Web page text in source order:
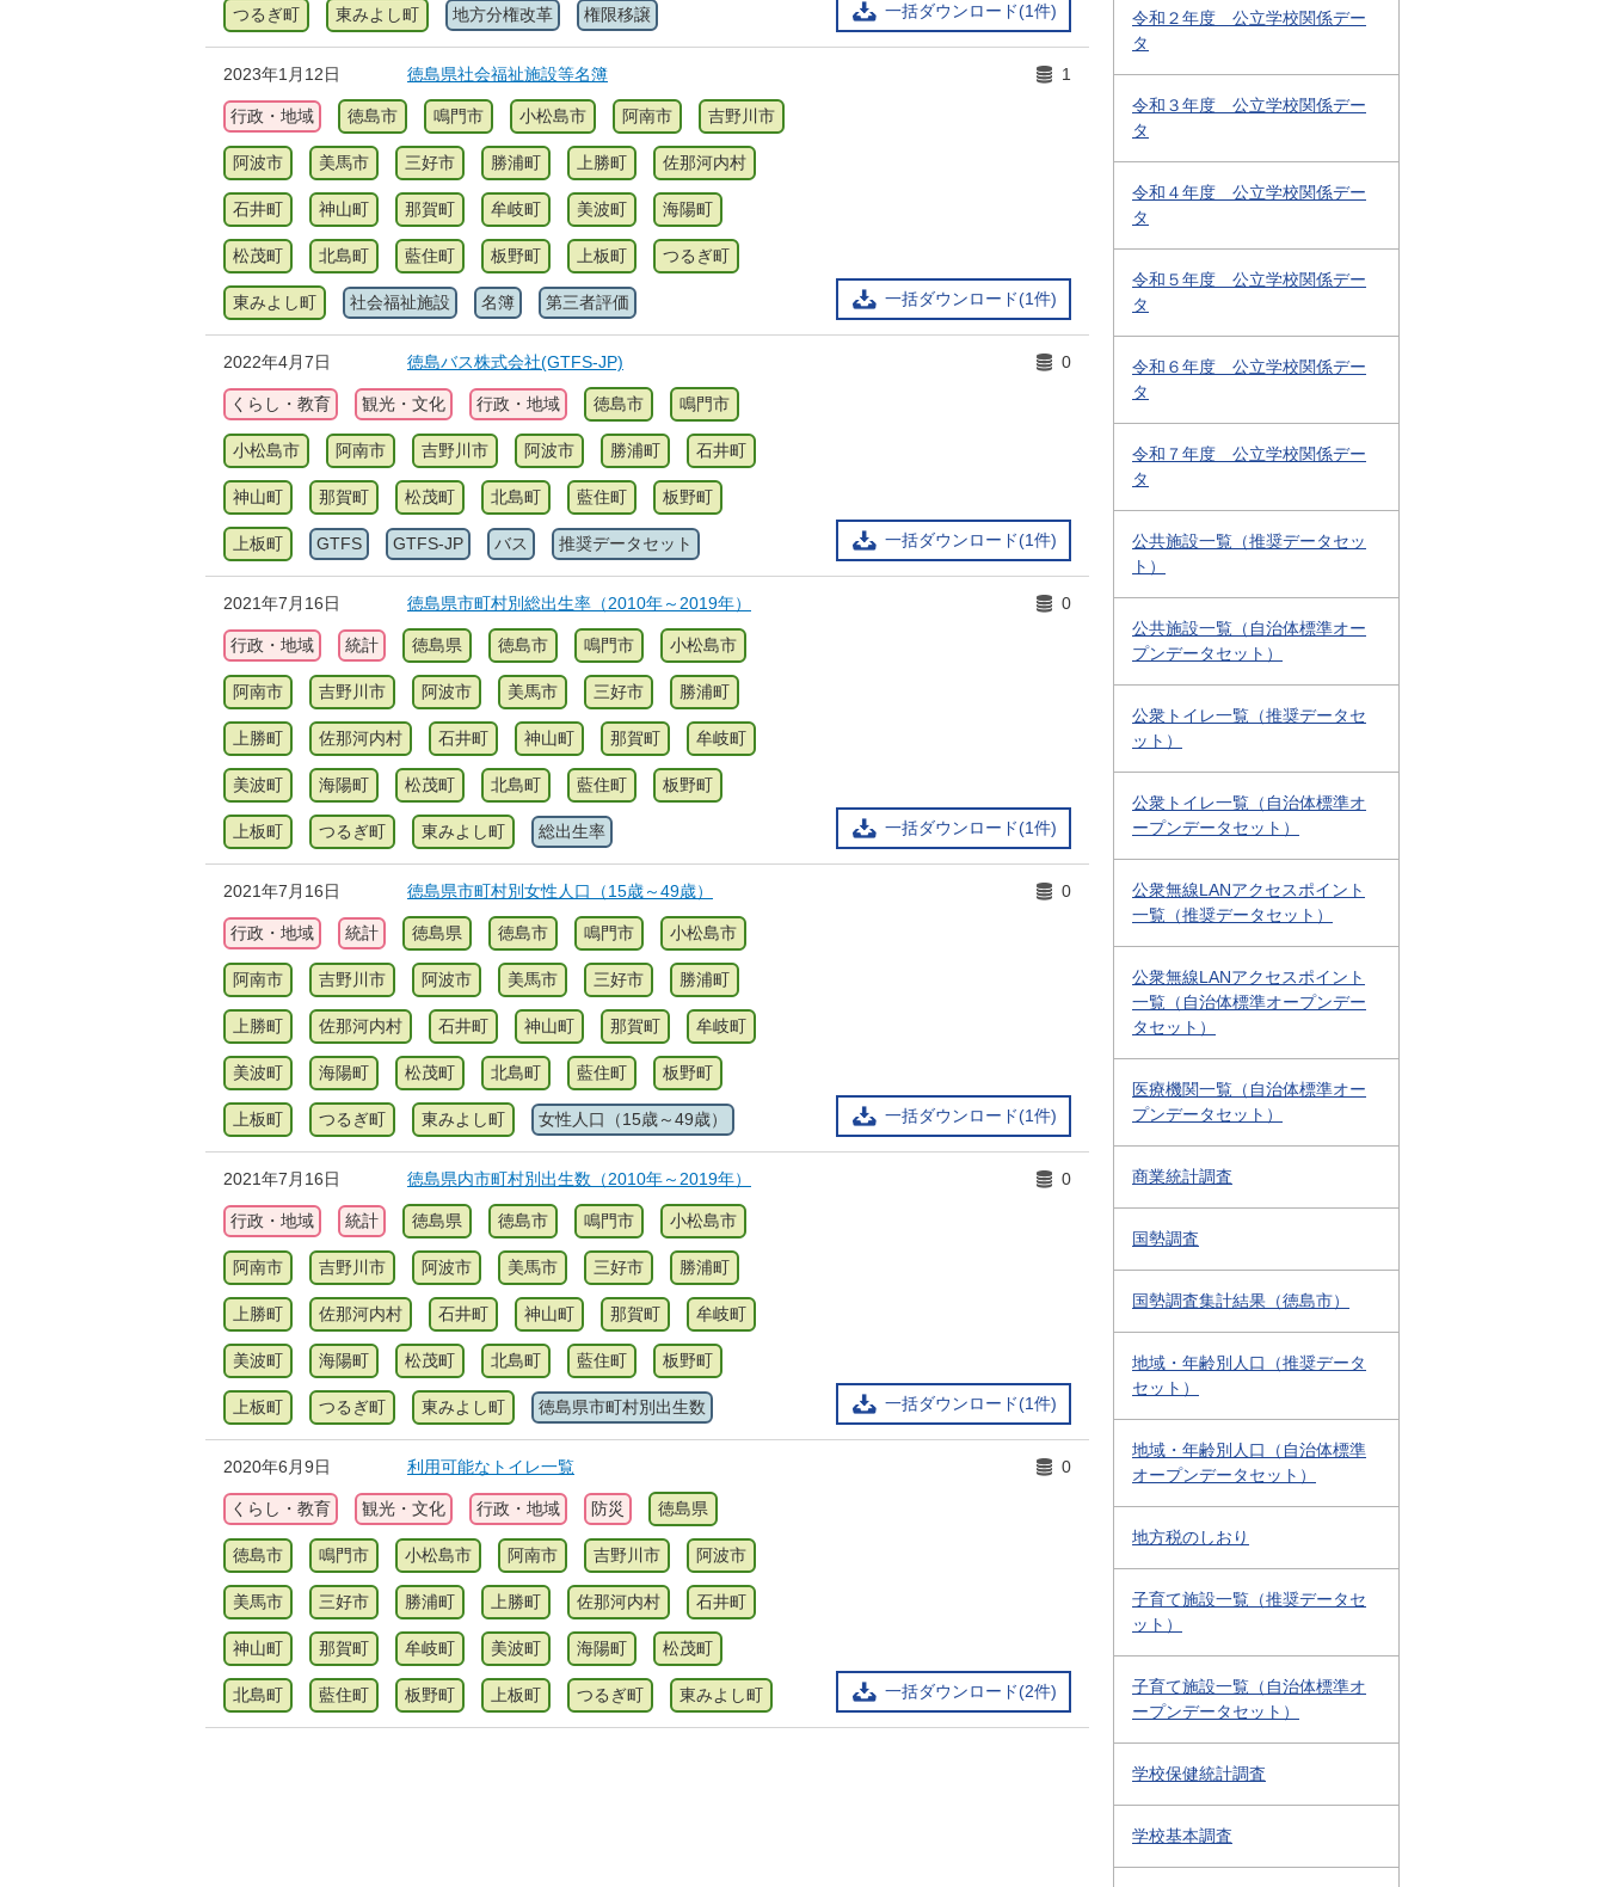
一括ダウンロード(1件)
つるぎ町 東みよし町 地方分権改革 権限移譲
2023年1月12日 徳島県社会福祉施設等名簿
一括ダウンロード(1件)
1
行政・地域 徳島市 鳴門市 小松島市 阿南市 吉野川市
阿波市 美馬市 三好市 勝浦町 上勝町 佐那河内村
石井町 神山町 那賀町 牟岐町 美波町 海陽町
松茂町 北島町 藍住町 板野町 上板町 つるぎ町
東みよし町 社会福祉施設 名簿 第三者評価
2022年4月7日 徳島バス株式会社(GTFS-JP)
一括ダウンロード(1件)
0
くらし・教育 観光・文化 行政・地域 徳島市 鳴門市
小松島市 阿南市 吉野川市 阿波市 勝浦町 石井町
神山町 那賀町 松茂町 北島町 藍住町 板野町
上板町 GTFS GTFS-JP バス 推奨データセット
2021年7月16日 徳島県市町村別総出生率（2010年～2019年）
一括ダウンロード(1件)
0
行政・地域 統計 徳島県 徳島市 鳴門市 小松島市
阿南市 吉野川市 阿波市 美馬市 三好市 勝浦町
上勝町 佐那河内村 石井町 神山町 那賀町 牟岐町
美波町 海陽町 松茂町 北島町 藍住町 板野町
上板町 つるぎ町 東みよし町 総出生率
2021年7月16日 徳島県市町村別女性人口（15歳～49歳）
一括ダウンロード(1件)
0
行政・地域 統計 徳島県 徳島市 鳴門市 小松島市
阿南市 吉野川市 阿波市 美馬市 三好市 勝浦町
上勝町 佐那河内村 石井町 神山町 那賀町 牟岐町
美波町 海陽町 松茂町 北島町 藍住町 板野町
上板町 つるぎ町 東みよし町 女性人口（15歳～49歳）
2021年7月16日 徳島県内市町村別出生数（2010年～2019年）
一括ダウンロード(1件)
0
行政・地域 統計 徳島県 徳島市 鳴門市 小松島市
阿南市 吉野川市 阿波市 美馬市 三好市 勝浦町
上勝町 佐那河内村 石井町 神山町 那賀町 牟岐町
美波町 海陽町 松茂町 北島町 藍住町 板野町
上板町 つるぎ町 東みよし町 徳島県市町村別出生数
2020年6月9日 利用可能なトイレ一覧
一括ダウンロード(2件)
0
くらし・教育 観光・文化 行政・地域 防災 徳島県
徳島市 鳴門市 小松島市 阿南市 吉野川市 阿波市
美馬市 三好市 勝浦町 上勝町 佐那河内村 石井町
神山町 那賀町 牟岐町 美波町 海陽町 松茂町
北島町 藍住町 板野町 上板町 つるぎ町 東みよし町
令和２年度 公立学校関係デー
タ
令和３年度 公立学校関係デー
タ
令和４年度 公立学校関係デー
タ
令和５年度 公立学校関係デー
タ
令和６年度 公立学校関係デー
タ
令和７年度 公立学校関係デー
タ
公共施設一覧（推奨データセッ
ト）
公共施設一覧（自治体標準オー
プンデータセット）
公衆トイレ一覧（推奨データセ
ット）
公衆トイレ一覧（自治体標準オ
ープンデータセット）
公衆無線LANアクセスポイント
一覧（推奨データセット）
公衆無線LANアクセスポイント
一覧（自治体標準オープンデー
タセット）
医療機関一覧（自治体標準オー
プンデータセット）
商業統計調査
国勢調査
国勢調査集計結果（徳島市）
地域・年齢別人口（推奨データ
セット）
地域・年齢別人口（自治体標準
オープンデータセット）
地方税のしおり
子育て施設一覧（推奨データセ
ット）
子育て施設一覧（自治体標準オ
ープンデータセット）
学校保健統計調査
学校基本調査